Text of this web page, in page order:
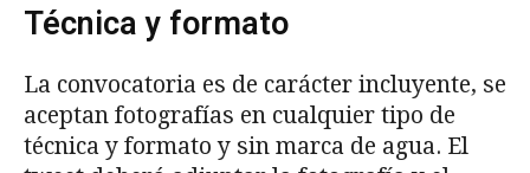
Técnica y formato
La convocatoria es de carácter incluyente, se
aceptan fotografías en cualquier tipo de
técnica y formato y sin marca de agua. El